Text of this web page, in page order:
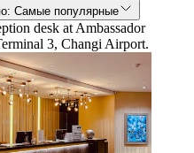
Самые популярные
desk at Ambassador
3, Changi Airport.